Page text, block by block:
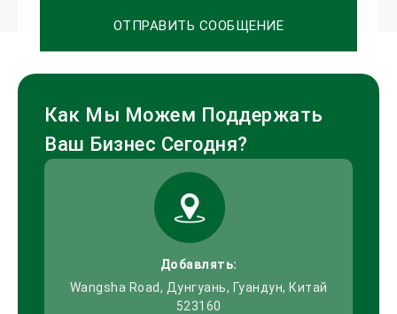
ОТПРАВИТЬ СООБЩЕНИЕ
Как Мы Можем Поддержать
Ваш Бизнес Сегодня?
Добавлять:
Wangsha Road, Дунгуань, Гуандун, Китай
523160